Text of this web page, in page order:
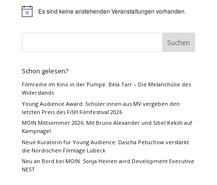
HinweisEs sind keine anstehenden Veranstaltungen vorhanden.
Schon gelesen?
Filmreihe im Kino in der Pumpe: Béla Tarr – Die Melancholie des
Widerstands
Young Audience Award: Schüler:innen aus MV vergeben den
letzten Preis des FiSH Filmfestival 2026
MOIN Mittsommer 2026: Mit Bruno Alexander und Sibel Kekilli auf
Kampnagel
Neue Kuratorin für Young Audience: Dascha Petuchow verstärkt
die Nordischen Filmtage Lübeck
Neu an Bord bei MOIN: Sonja Heinen wird Development Executive
NEST